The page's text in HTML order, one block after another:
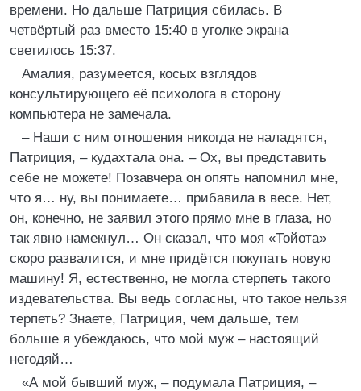
времени. Но дальше Патриция сбилась. В
четвёртый раз вместо 15:40 в уголке экрана
светилось 15:37.
Амалия, разумеется, косых взглядов
консультирующего её психолога в сторону
компьютера не замечала.
– Наши с ним отношения никогда не наладятся,
Патриция, – кудахтала она. – Ох, вы представить
себе не можете! Позавчера он опять напомнил мне,
что я… ну, вы понимаете… прибавила в весе. Нет,
он, конечно, не заявил этого прямо мне в глаза, но
так явно намекнул… Он сказал, что моя «Тойота»
скоро развалится, и мне придётся покупать новую
машину! Я, естественно, не могла стерпеть такого
издевательства. Вы ведь согласны, что такое нельзя
терпеть? Знаете, Патриция, чем дальше, тем
больше я убеждаюсь, что мой муж – настоящий
негодяй…
«А мой бывший муж, – подумала Патриция, –